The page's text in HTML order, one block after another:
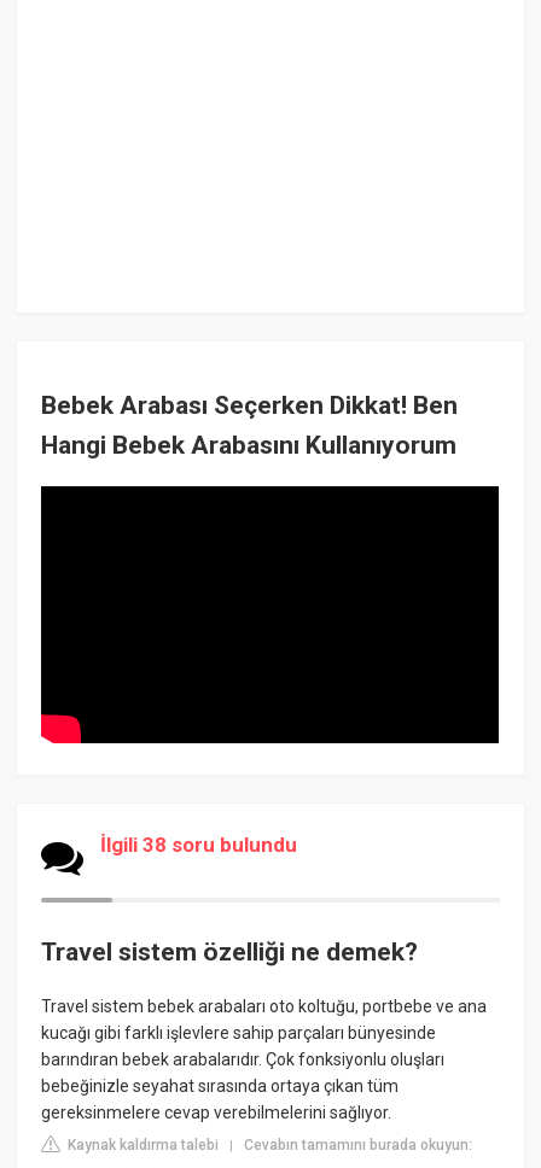
Bebek Arabası Seçerken Dikkat! Ben
Hangi Bebek Arabasını Kullanıyorum
İlgili 38 soru bulundu
Travel sistem özelliği ne demek?
Travel sistem bebek arabaları oto koltuğu, portbebe ve ana
kucağı gibi farklı işlevlere sahip parçaları bünyesinde
barındıran bebek arabalarıdır. Çok fonksiyonlu oluşları
bebeğinizle seyahat sırasında ortaya çıkan tüm
gereksinmelere cevap verebilmelerini sağlıyor.
Kaynak kaldırma talebi |Cevabın tamamını burada okuyun: